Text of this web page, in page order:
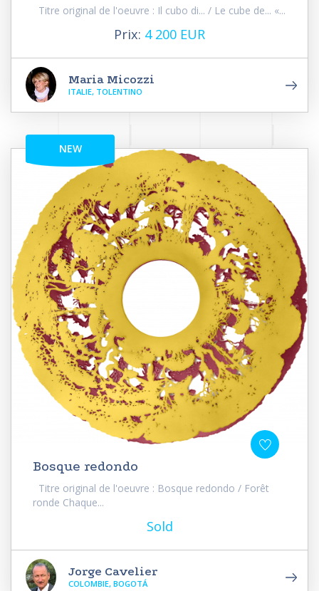
Titre original de l'oeuvre : Il cubo di... / Le cube de... «...
Prix: 4 200 EUR
Maria Micozzi
ITALIE, TOLENTINO
NEW
Bosque redondo
Titre original de l'oeuvre : Bosque redondo / Forêt
ronde Chaque...
Sold
Jorge Cavelier
COLOMBIE, BOGOTÁ